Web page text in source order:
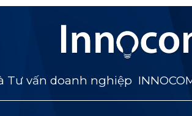
vấn doanh nghiệp